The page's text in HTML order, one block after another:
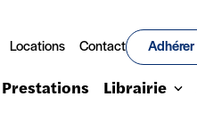
Locations Contact Adhérer
Prestations Librairie